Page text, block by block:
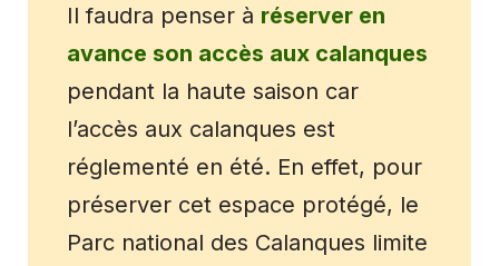
Il faudra penser à réserver en
avance son accès aux calanques
pendant la haute saison car
l’accès aux calanques est
réglementé en été. En effet, pour
préserver cet espace protégé, le
Parc national des Calanques limite